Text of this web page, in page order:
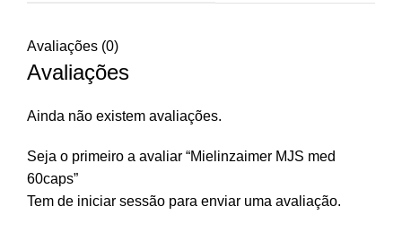
Avaliações (0)
Avaliações
Ainda não existem avaliações.
Seja o primeiro a avaliar “Mielinzaimer MJS med
60caps”
Tem de iniciar sessão para enviar uma avaliação.